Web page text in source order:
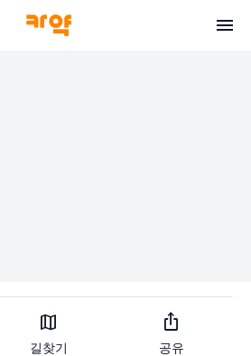
map
길찾기
ios_share
공유